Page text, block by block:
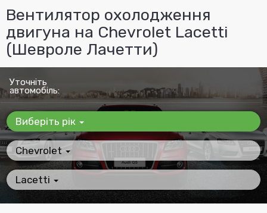
Вентилятор охолодження
двигуна на Chevrolet Lacetti
(Шевроле Лачетти)
Уточніть
автомобіль:
Виберіть рік
Chevrolet
Lacetti